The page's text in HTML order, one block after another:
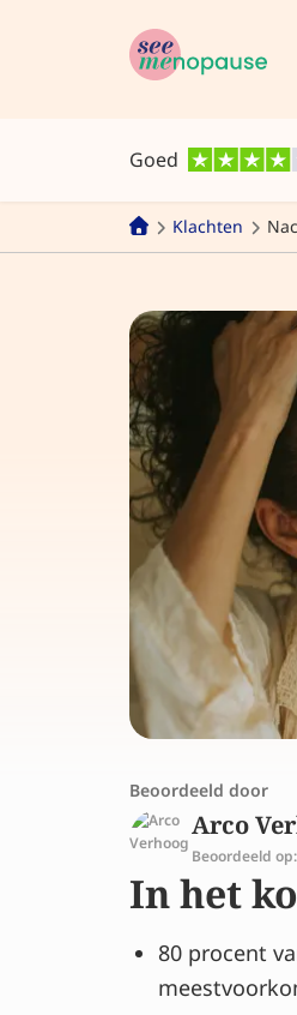
Goed
Klachten
Beoordeeld door
Arco
Beoordeeld
In het
80 procent